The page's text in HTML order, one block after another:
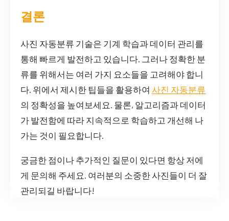
결론
사진 자동분류 기술은 기계 학습과 데이터 관리를
통해 빠르게 발전하고 있습니다. 그러나 정확한 분
류를 위해서는 여러 가지 요소들을 고려해야 합니
다. 위에서 제시한 팁들을 활용하여 사진 자동분류
의 정확성을 높여보세요. 물론, 알고리즘과 데이터
가 발전함에 따라 지속적으로 학습하고 개선해 나
가는 것이 필요합니다.
궁금한 점이나 추가적인 질문이 있다면 항상 저에
게 문의해 주세요. 여러분의 소중한 사진들이 더 잘
관리되길 바랍니다!